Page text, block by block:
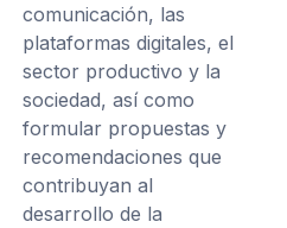
comunicación, las
plataformas digitales, el
sector productivo y la
sociedad, así como
formular propuestas y
recomendaciones que
contribuyan al
desarrollo de la